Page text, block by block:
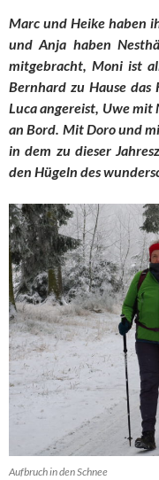
Marc und Heike haben
und Anja haben
mitgebracht, Moni ist
Bernhard zu Hause
Luca angereist, Uwe mit
an Bord. Mit Doro und
in dem zu dieser
den Hügeln des
Aufbruch in den Schnee